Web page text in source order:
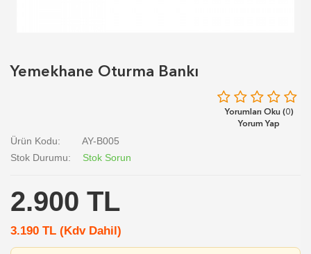
Yemekhane Oturma Bankı
Yorumları Oku (0)
Yorum Yap
Ürün Kodu:
AY-B005
Stok Durumu:
Stok Sorun
2.900 TL
3.190 TL (Kdv Dahil)